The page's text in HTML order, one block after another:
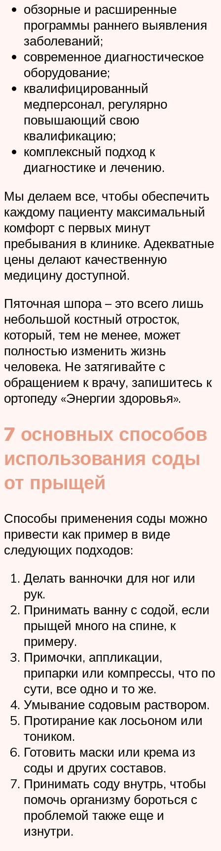
обзорные и расширенные
программы раннего выявления
заболеваний;
современное диагностическое
оборудование;
квалифицированный
медперсонал, регулярно
повышающий свою
квалификацию;
комплексный подход к
диагностике и лечению.
Мы делаем все, чтобы обеспечить
каждому пациенту максимальный
комфорт с первых минут
пребывания в клинике. Адекватные
цены делают качественную
медицину доступной.
Пяточная шпора – это всего лишь
небольшой костный отросток,
который, тем не менее, может
полностью изменить жизнь
человека. Не затягивайте с
обращением к врачу, запишитесь к
ортопеду «Энергии здоровья».
7 основных способов
использования соды
от прыщей
Способы применения соды можно
привести как пример в виде
следующих подходов:
Делать ванночки для ног или
рук.
Принимать ванну с содой, если
прыщей много на спине, к
примеру.
Примочки, аппликации,
припарки или компрессы, что по
сути, все одно и то же.
Умывание содовым раствором.
Протирание как лосьоном или
тоником.
Готовить маски или крема из
соды и других составов.
Принимать соду внутрь, чтобы
помочь организму бороться с
проблемой также еще и
изнутри.